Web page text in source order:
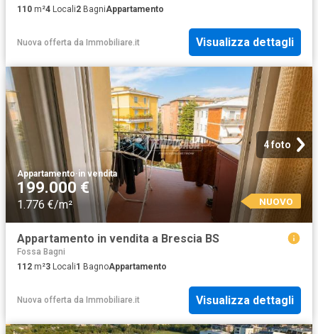
110 m²4 Locali2 BagniAppartamento
Nuova offerta da Immobiliare.it Visualizza dettagli
4 foto
Appartamento·in vendita
199.000 €
1.776 €/m² NUOVO
Appartamento in vendita a Brescia BS
Fossa Bagni
112 m²3 Locali1 BagnoAppartamento
Nuova offerta da Immobiliare.it Visualizza dettagli